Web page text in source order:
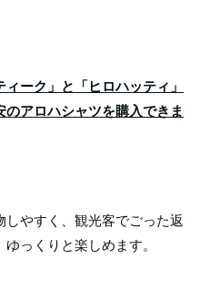
ーク」と「ヒロハッティ」
アロハシャツを購入できま
やすく、観光客でごった返
っくりと楽しめます。